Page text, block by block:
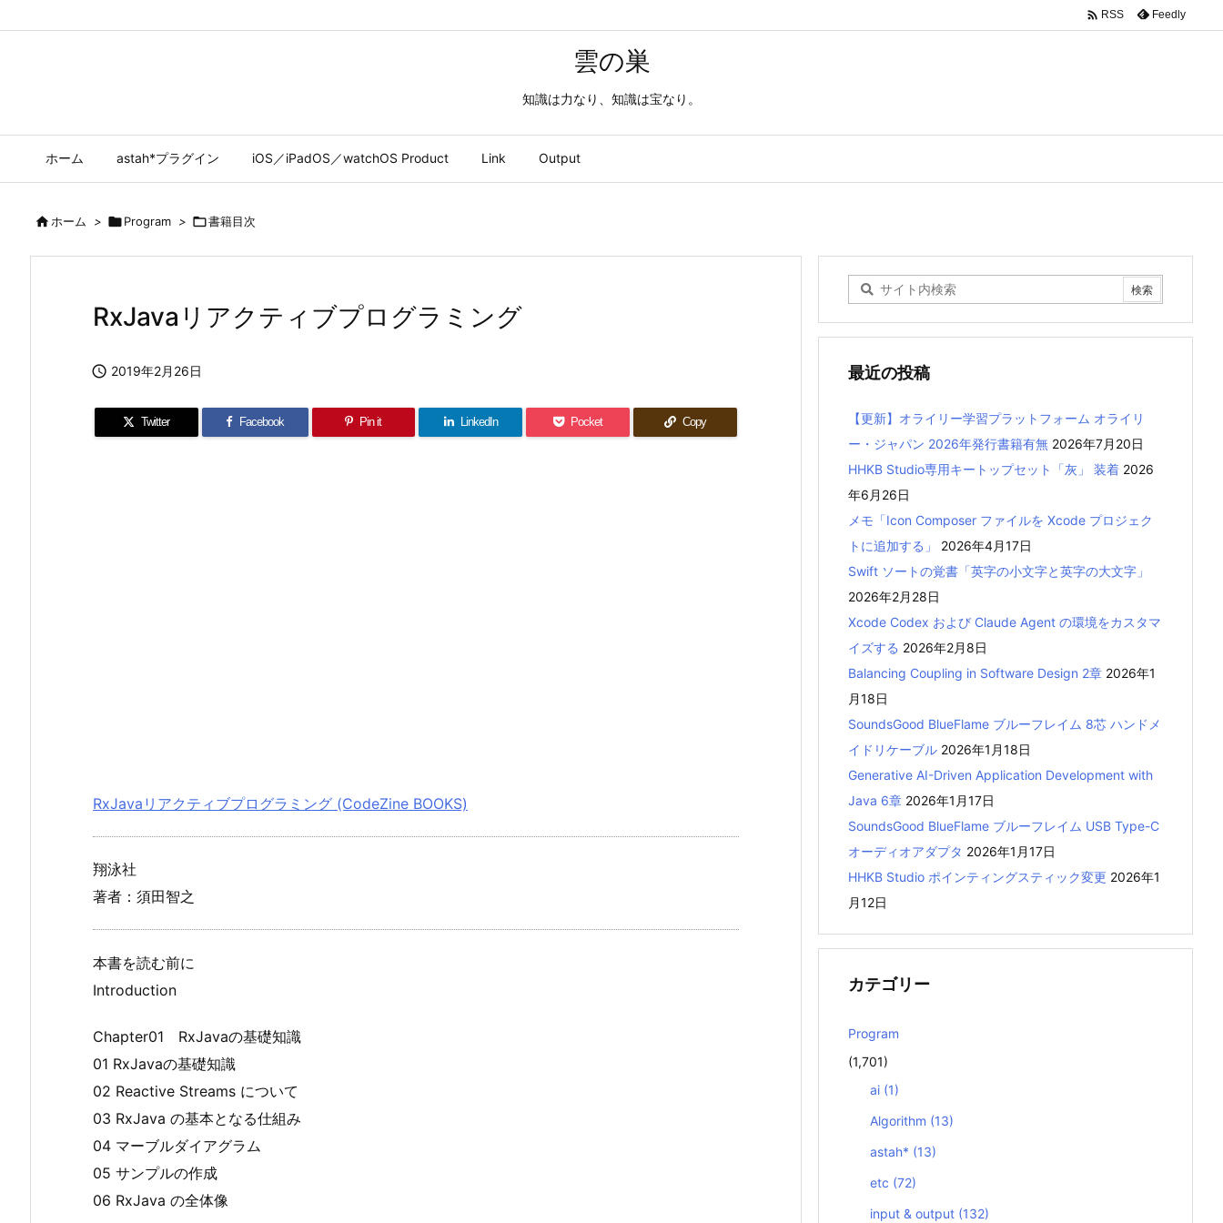
雲の巣
知識は力なり、知識は宝なり。
ホーム astah*プラグイン iOS／iPadOS／watchOS Product Link Output
 RSS Feedly
ホーム > Program > 書籍目次
RxJavaリアクティブプログラミング
 2019年2月26日
Twitter Facebook Pin it LinkedIn Pocket Copy
RxJavaリアクティブプログラミング (CodeZine BOOKS)
翔泳社
著者：須田智之
本書を読む前に
Introduction
Chapter01 RxJavaの基礎知識
01 RxJavaの基礎知識
02 Reactive Streams について
03 RxJava の基本となる仕組み
04 マーブルダイアグラム
05 サンプルの作成
06 RxJava の全体像
最近の投稿
【更新】オライリー学習プラットフォーム オライリ
ー・ジャパン 2026年発行書籍有無 2026年7月20日
HHKB Studio専用キートップセット「灰」 装着 2026
年6月26日
メモ「Icon Composer ファイルを Xcode プロジェク
トに追加する」
2026年4月17日
Swift ソートの覚書「英字の小文字と英字の大文字」
2026年2月28日
Xcode Codex および Claude Agent の環境をカスタマ
イズする 2026年2月8日
Balancing Coupling in Software Design 2章 2026年1
月18日
SoundsGood BlueFlame ブルーフレイム 8芯 ハンドメ
イドリケーブル 2026年1月18日
Generative AI-Driven Application Development with
Java 6章 2026年1月17日
SoundsGood BlueFlame ブルーフレイム USB Type-C
オーディオアダプタ 2026年1月17日
HHKB Studio ポインティングスティック変更 2026年1
月12日
カテゴリー
Program
(1,701)
ai (1)
Algorithm (13)
astah* (13)
etc (72)
input & output (132)